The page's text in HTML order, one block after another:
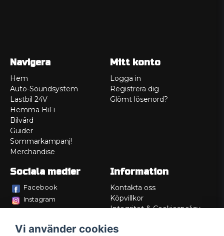
Navigera
Hem
Auto-Soundsystem
Lastbil 24V
Hemma HiFi
Bilvård
Guider
Sommarkampanj!
Merchandise
Mitt konto
Logga in
Registrera dig
Glömt lösenord?
Sociala medier
Facebook
Instagram
Information
Kontakta oss
Köpvillkor
Integritet & Cookiespolicy
Service/Garanti
Vi använder cookies